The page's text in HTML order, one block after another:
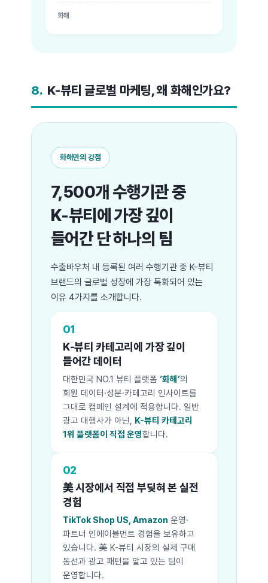
화해
8. K-뷰티 글로벌 마케팅, 왜 화해인가요?
화해만의 강점
7,500개 수행기관 중
K-뷰티에 가장 깊이
들어간 단 하나의 팀
수출바우처 내 등록된 여러 수행기관 중 K-뷰티
브랜드의 글로벌 성장에 가장 특화되어 있는
이유 4가지를 소개합니다.
01
K-뷰티 카테고리에 가장 깊이
들어간 데이터
대한민국 NO.1 뷰티 플랫폼 ‘화해’의
회원 데이터·성분·카테고리 인사이트를
그대로 캠페인 설계에 적용합니다. 일반
광고 대행사가 아닌, K-뷰티 카테고리
1위 플랫폼이 직접 운영합니다.
02
美 시장에서 직접 부딪혀 본 실전
경험
TikTok Shop US, Amazon 운영·
파트너 인에이블먼트 경험을 보유하고
있습니다. 美 K-뷰티 시장의 실제 구매
동선과 광고 패턴을 알고 있는 팀이
운영합니다.